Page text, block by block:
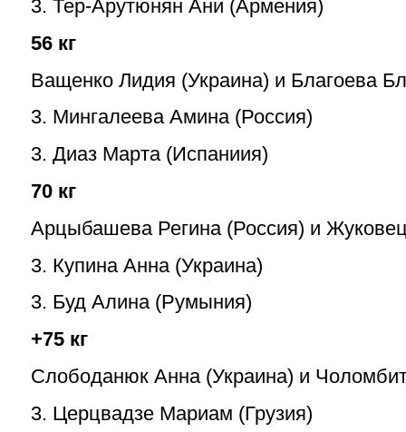
3. Тер-Арутюнян Ани (Армения)
56 кг
Ващенко Лидия (Украина) и Благоева
3. Мингалеева Амина (Россия)
3. Диаз Марта (Испаниия)
70 кг
Арцыбашева Регина (Россия) и
3. Купина Анна (Украина)
3. Буд Алина (Румыния)
+75 кг
Слободанюк Анна (Украина) и
3. Церцвадзе Мариам (Грузия)